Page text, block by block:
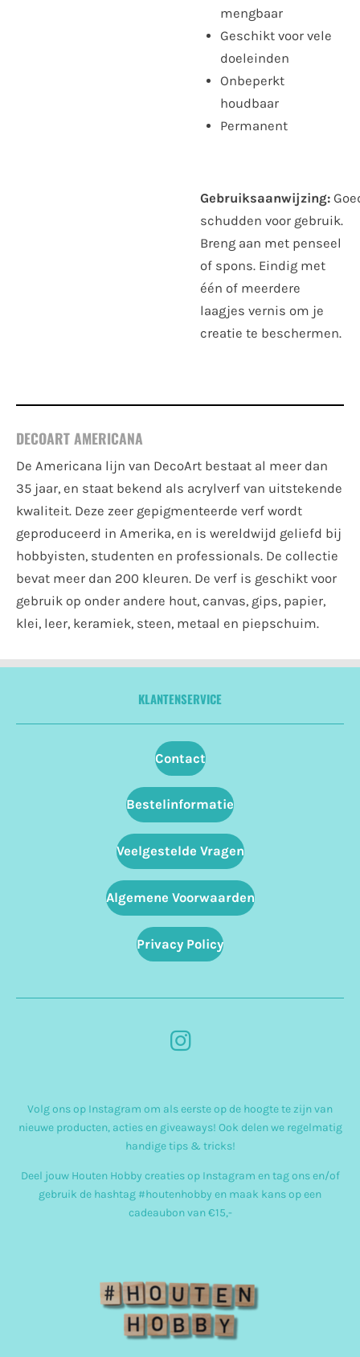
mengbaar
Geschikt voor vele
doeleinden
Onbeperkt
houdbaar
Permanent
Gebruiksaanwijzing:
schudden voor gebruik.
Breng aan met penseel
of spons. Eindig met
één of meerdere
laagjes vernis om je
creatie te beschermen.
DECOART AMERICANA
De Americana lijn van DecoArt bestaat al meer dan
35 jaar, en staat bekend als acrylverf van uitstekende
kwaliteit. Deze zeer gepigmenteerde verf wordt
geproduceerd in Amerika, en is wereldwijd geliefd bij
hobbyisten, studenten en professionals. De collectie
bevat meer dan 200 kleuren. De verf is geschikt voor
gebruik op onder andere hout, canvas, gips, papier,
klei, leer, keramiek, steen, metaal en piepschuim.
KLANTENSERVICE
Contact
Bestelinformatie
Veelgestelde Vragen
Algemene Voorwaarden
Privacy Policy
I
t
a
g
r
a
Volg ons op Instagram om als eerste op de hoogte te zijn van
nieuwe producten, acties en giveaways! Ook delen we regelmatig
handige tips & tricks!
Deel jouw Houten Hobby creaties op Instagram en tag ons en/of
gebruik de hashtag #houtenhobby en maak kans op een
cadeaubon van €15,-